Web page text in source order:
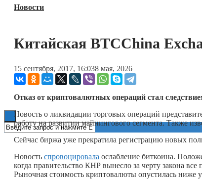
Блокчейн
ESG
Новости
Китайская BTCChina
15 сентября, 2017, 16:038 мая, 2026
Отказ от криптовалютных операций стал
Новость о ликвидации торговых операций
работу на развитии майнингового сегмента. Также
Сейчас биржа уже прекратила регистрацию новых
Новость спровоцировала ослабление биткоина.
когда правительство КНР вынесло за черту закона
Рыночная стоимость криптовалюты опустилась ниже